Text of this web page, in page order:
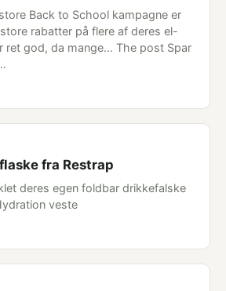
Back to School kampagne er
rabatter på flere af deres el-
ret god, da mange... The post Spar
fra Restrap
deres egen foldbar drikkefalske
veste